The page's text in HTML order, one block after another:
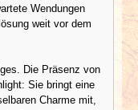
Wendungen
weit vor dem
Die Präsenz von
Sie bringt eine
Charme mit,